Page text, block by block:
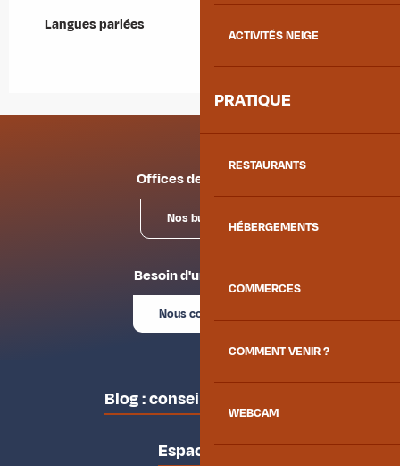
ACTIVITÉS NEIGE
PRATIQUE
RESTAURANTS
HÉBERGEMENTS
COMMERCES
COMMENT VENIR ?
WEBCAM
Langues parlées
Langues parlées
Offices de tourisme
Nos bureaux
Besoin d'un conseil ?
Nous contacter
Blog : conseils des locaux
Espace pro